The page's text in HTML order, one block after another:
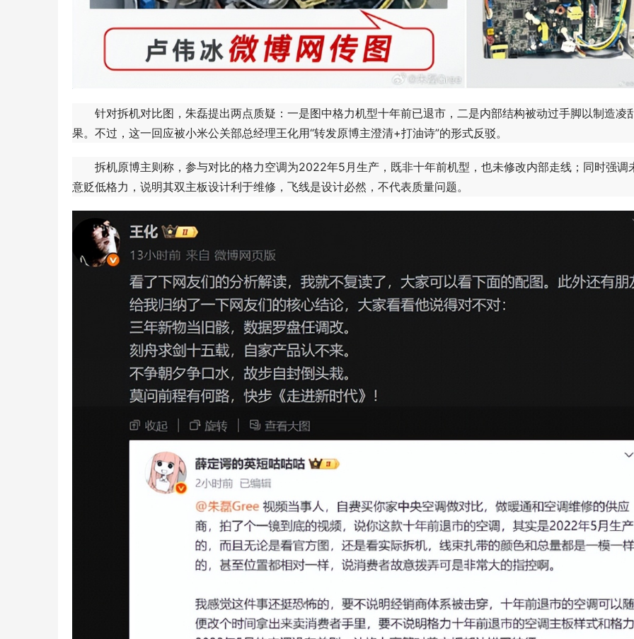
针对拆机对比图，朱磊提出两点质疑：一是图中格力机型十年前已退市，二是内部结构被动过手脚以制造凌
果。不过，这一回应被小米公关部总经理王化用“转发原博主澄清+打油诗”的形式反驳。
拆机原博主则称，参与对比的格力空调为2022年5月生产，既非十年前机型，也未修改内部走线；同时强调
意贬低格力，说明其双主板设计利于维修，飞线是设计必然，不代表质量问题。